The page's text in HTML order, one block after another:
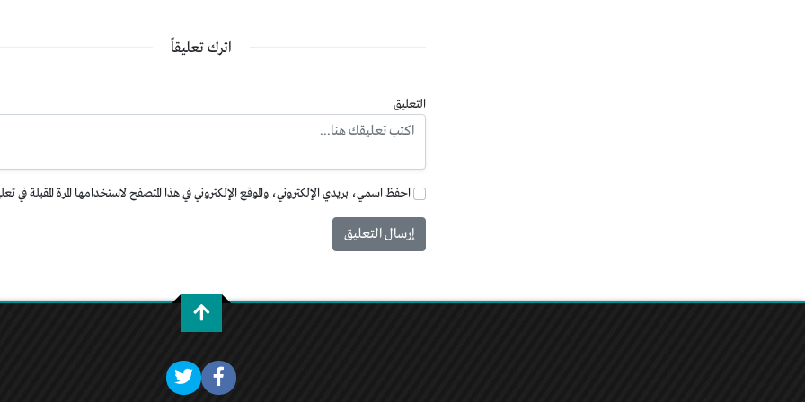
اترك تعليقاً
التعليق
احفظ اسمي، بريدي الإلكتروني، والموقع الإلكتروني في هذا المتصفح لاستخدامها المرة المقبلة في